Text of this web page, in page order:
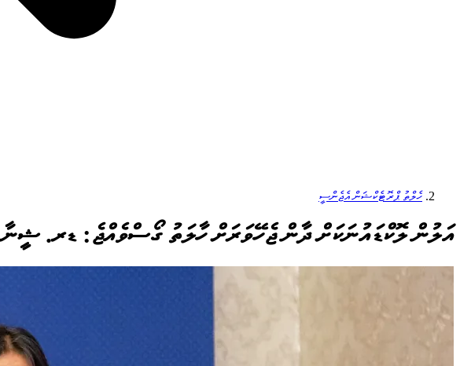
ހެލްތު ޕްރޮޓެކްޝަން އެޖެންސީ
އަލުން ލޮކްޑައުނަކަށް ދާން ޖެހޭވަރަށް ހާލަތު ގޯސްވެއްޖެ: ޑރ. ޝީނާ